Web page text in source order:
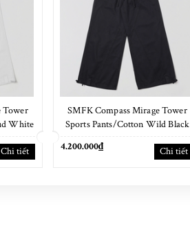
Tower
White
Chi tiết
SMFK Compass Mirage Tower
Sports Pants/Cotton Wild Black
4.200.000₫
Chi tiết